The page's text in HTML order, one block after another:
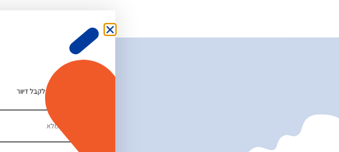
מאשר.ת לקבל דיוור